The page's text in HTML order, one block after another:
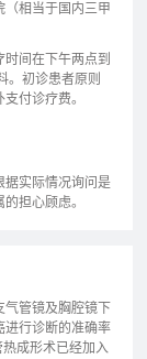
（相当于国内三甲
间在下午两点到
。初诊患者原则
付诊疗费。
据实际情况询问是
担心顾虑。
气管镜及胸腔镜下
进行诊断的准确率
成形术已经加入